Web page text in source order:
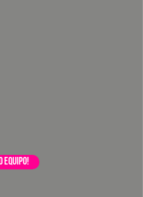
equipo!